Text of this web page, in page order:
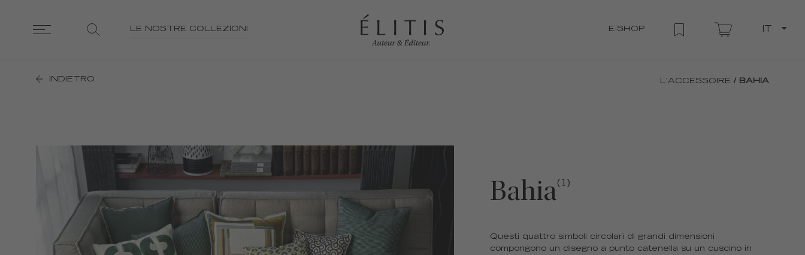
LE NOSTRE COLLEZIONI E-SHOP
INDIETRO L'ACCESSOIRE / BAHIA
Bahia(1)
Questi quattro simboli circolari di grandi dimensioni
compongono un disegno a punto catenella su un cuscino in